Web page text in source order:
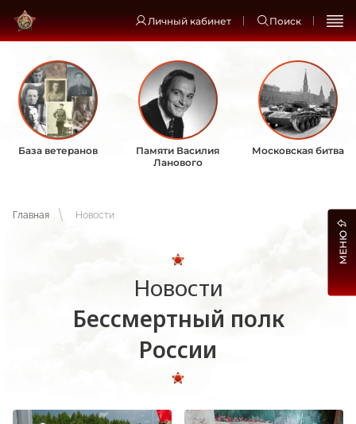
Личный кабинет Поиск
База ветеранов
Памяти Василия
Ланового
Московская битва
Главная Новости
Новости
Бессмертный полк
России
МЕНЮ